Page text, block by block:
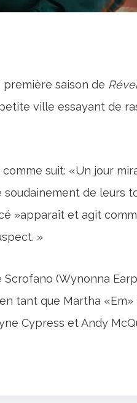
saison de
ville essayant de
suit: «Un jour
de leurs
»apparaît et agit
»
(Wynonna
tant que Martha «Em»
Cypress et Andy